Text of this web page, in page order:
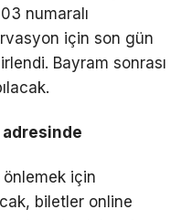
numaralı
için son gün
Bayram sonrası
için
biletler online